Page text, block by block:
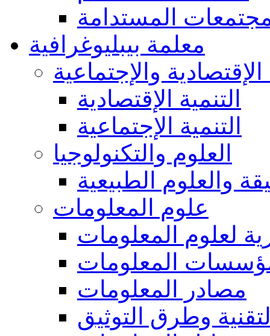
المستدامة
معلمة بيبليوغرافية
الإقتصادية والإجتماعية
التنمية الإقتصادية
التنمية الإجتماعية
العلوم والتكنولوجيا
والعلوم الطبيعية
علوم المعلومات
لعلوم المعلومات
المعلومات
مصادر المعلومات
وطرق التوثيق